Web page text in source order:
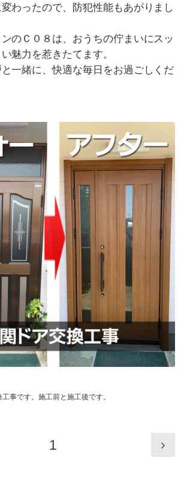
わったので、防犯性能もあがりまし
のＣ０８は、おうちの佇まいにスッ
魅力を惹きたてます。
一緒に、快適な毎日をお過ごしくだ
事です。施工前と施工後です。
1